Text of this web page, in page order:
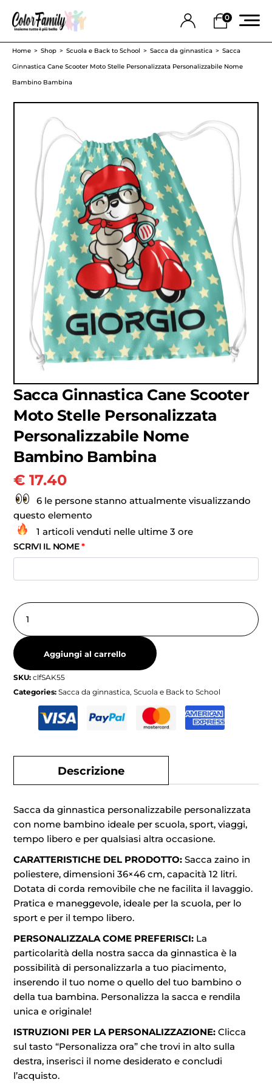
0
Home Shop Scuola e Back to School Sacca da ginnastica
Sacca
Ginnastica Cane Scooter Moto Stelle Personalizzata Personalizzabile Nome
Bambino Bambina
Sacca Ginnastica Cane Scooter
Moto Stelle Personalizzata
Personalizzabile Nome
Bambino Bambina
€ 17.40
6 le persone stanno attualmente visualizzando
questo elemento
1 articoli venduti nelle ultime 3 ore
SCRIVI IL NOME*
Aggiungi al carrello
SKU:clfSAK55
Categories:Sacca da ginnastica,Scuola e Back to School
Descrizione
Sacca da ginnastica personalizzabile personalizzata
con nome bambino ideale per scuola, sport, viaggi,
tempo libero e per qualsiasi altra occasione.
CARATTERISTICHE DEL PRODOTTO:Sacca zaino in
poliestere, dimensioni 36×46 cm, capacità 12 litri.
Dotata di corda removibile che ne facilita il lavaggio.
Pratica e maneggevole, ideale per la scuola, per lo
sport e per il tempo libero.
PERSONALIZZALA COME PREFERISCI: La
particolarità della nostra sacca da ginnastica è la
possibilità di personalizzarla a tuo piacimento,
inserendo il tuo nome o quello del tuo bambino o
della tua bambina. Personalizza la sacca e rendila
unica e originale!
ISTRUZIONI PER LA PERSONALIZZAZIONE:Clicca
sul tasto “Personalizza ora” che trovi in alto sulla
destra, inserisci il nome desiderato e concludi
l’acquisto.